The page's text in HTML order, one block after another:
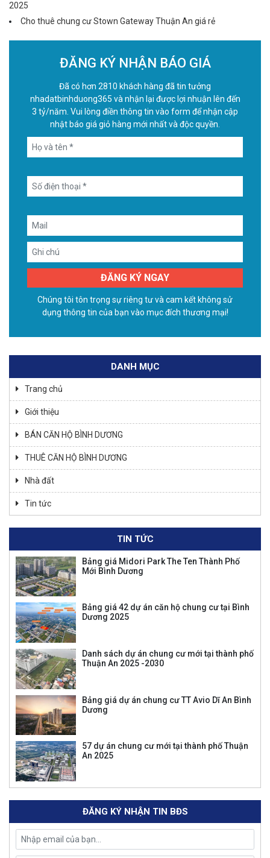
2025
Cho thuê chung cư Stown Gateway Thuận An giá rẻ
ĐĂNG KÝ NHẬN BÁO GIÁ
Đã có hơn 2810 khách hàng đã tin tưởng
nhadatbinhduong365 và nhận lại được lợi nhuận lên đến
3 tỷ/năm. Vui lòng điền thông tin vào form để nhận cập
nhật báo giá giỏ hàng mới nhất và độc quyền.
Chúng tôi tôn trọng sự riêng tư và cam kết không sử
dụng thông tin của bạn vào mục đích thương mại!
DANH MỤC
Trang chủ
Giới thiệu
BÁN CĂN HỘ BÌNH DƯƠNG
THUÊ CĂN HỘ BÌNH DƯƠNG
Nhà đất
Tin tức
TIN TỨC
Bảng giá Midori Park The Ten Thành Phố
Mới Bình Dương
Bảng giá 42 dự án căn hộ chung cư tại Bình
Dương 2025
Danh sách dự án chung cư mới tại thành phố
Thuận An 2025 -2030
Bảng giá dự án chung cư TT Avio Dĩ An Bình
Dương
57 dự án chung cư mới tại thành phố Thuận
An 2025
ĐĂNG KÝ NHẬN TIN BĐS